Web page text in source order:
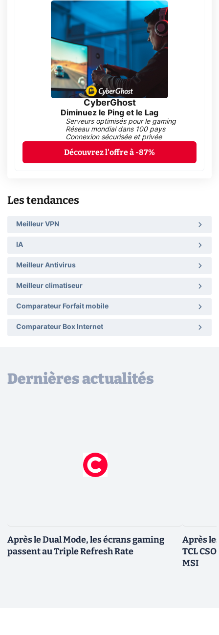
CyberGhost
Diminuez le Ping et le Lag
Serveurs optimisés pour le gaming
Réseau mondial dans 100 pays
Connexion sécurisée et privée
Découvrez l'offre à -87%
Les tendances
Meilleur VPN
IA
Meilleur Antivirus
Meilleur climatiseur
Comparateur Forfait mobile
Comparateur Box Internet
Dernières actualités
Après le Dual Mode, les écrans gaming
passent au Triple Refresh Rate
Après
TCL
MSI